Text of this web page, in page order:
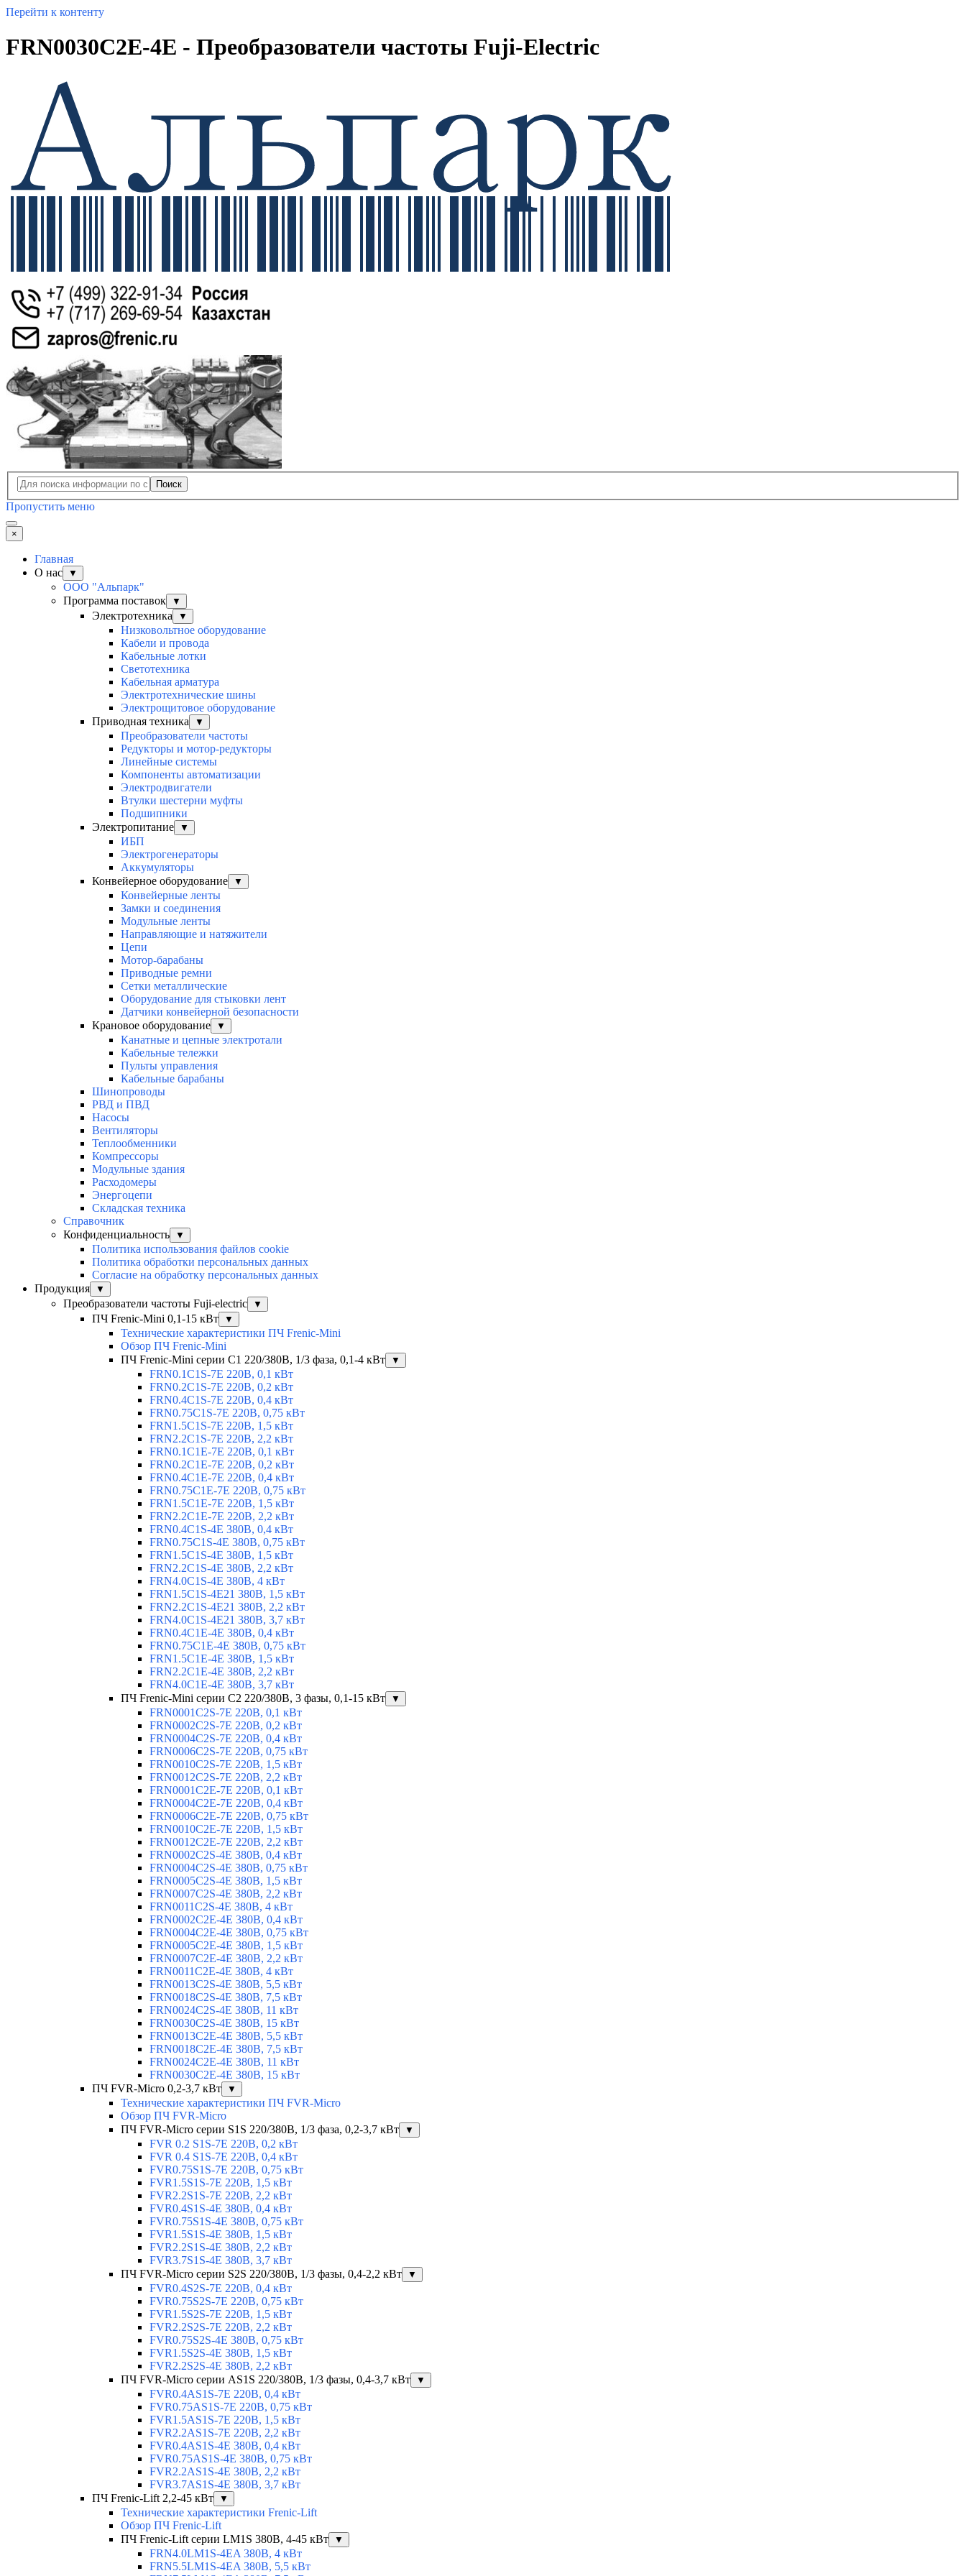
Перейти к контенту
FRN0030C2E-4E - Преобразователи частоты Fuji-Electric
Поиск
Пропустить меню
×
Главная
О нас
▼
ООО "Альпарк"
Программа поставок
▼
Электротехника ▼
Низковольтное оборудование
Кабели и провода
Кабельные лотки
Светотехника
Кабельная арматура
Электротехнические шины
Электрощитовое оборудование
Приводная техника
▼
Преобразователи частоты
Редукторы и мотор-редукторы
Линейные системы
Компоненты автоматизации
Электродвигатели
Втулки шестерни муфты
Подшипники
Электропитание
▼
ИБП
Электрогенераторы
Аккумуляторы
Конвейерное оборудование
▼
Конвейерные ленты
Замки и соединения
Модульные ленты
Направляющие и натяжители
Цепи
Мотор-барабаны
Приводные ремни
Сетки металлические
Оборудование для стыковки лент
Датчики конвейерной безопасности
Крановое оборудование
▼
Канатные и цепные электротали
Кабельные тележки
Пульты управления
Кабельные барабаны
Шинопроводы
РВД и ПВД
Насосы
Вентиляторы
Теплообменники
Компрессоры
Модульные здания
Расходомеры
Энергоцепи
Складская техника
Справочник
Конфиденциальность
▼
Политика использования файлов cookie
Политика обработки персональных данных
Согласие на обработку персональных данных
Продукция
▼
Преобразователи частоты Fuji-electric ▼
ПЧ Frenic-Mini 0,1-15 кВт ▼
Технические характеристики ПЧ Frenic-Mini
Обзор ПЧ Frenic-Mini
ПЧ Frenic-Mini серии C1 220/380В, 1/3 фаза, 0,1-4 кВт
▼
FRN0.1C1S-7E 220В, 0,1 кВт
FRN0.2C1S-7E 220В, 0,2 кВт
FRN0.4C1S-7E 220В, 0,4 кВт
FRN0.75C1S-7E 220В, 0,75 кВт
FRN1.5C1S-7E 220В, 1,5 кВт
FRN2.2C1S-7E 220В, 2,2 кВт
FRN0.1C1E-7E 220В, 0,1 кВт
FRN0.2C1E-7E 220В, 0,2 кВт
FRN0.4C1E-7E 220В, 0,4 кВт
FRN0.75C1E-7E 220В, 0,75 кВт
FRN1.5C1E-7E 220В, 1,5 кВт
FRN2.2C1E-7E 220В, 2,2 кВт
FRN0.4C1S-4E 380В, 0,4 кВт
FRN0.75C1S-4E 380В, 0,75 кВт
FRN1.5C1S-4E 380В, 1,5 кВт
FRN2.2C1S-4E 380В, 2,2 кВт
FRN4.0C1S-4E 380В, 4 кВт
FRN1.5C1S-4E21 380В, 1,5 кВт
FRN2.2C1S-4E21 380В, 2,2 кВт
FRN4.0C1S-4E21 380В, 3,7 кВт
FRN0.4C1E-4E 380В, 0,4 кВт
FRN0.75C1E-4E 380В, 0,75 кВт
FRN1.5C1E-4E 380В, 1,5 кВт
FRN2.2C1E-4E 380В, 2,2 кВт
FRN4.0C1E-4E 380В, 3,7 кВт
ПЧ Frenic-Mini серии С2 220/380В, 3 фазы, 0,1-15 кВт
▼
FRN0001C2S-7E 220В, 0,1 кВт
FRN0002C2S-7E 220В, 0,2 кВт
FRN0004C2S-7E 220В, 0,4 кВт
FRN0006C2S-7E 220В, 0,75 кВт
FRN0010C2S-7E 220В, 1,5 кВт
FRN0012C2S-7E 220В, 2,2 кВт
FRN0001C2E-7E 220В, 0,1 кВт
FRN0004C2E-7E 220В, 0,4 кВт
FRN0006C2E-7E 220В, 0,75 кВт
FRN0010C2E-7E 220В, 1,5 кВт
FRN0012C2E-7E 220В, 2,2 кВт
FRN0002C2S-4E 380В, 0,4 кВт
FRN0004C2S-4E 380В, 0,75 кВт
FRN0005C2S-4E 380В, 1,5 кВт
FRN0007C2S-4E 380В, 2,2 кВт
FRN0011C2S-4E 380В, 4 кВт
FRN0002C2E-4E 380В, 0,4 кВт
FRN0004C2E-4E 380В, 0,75 кВт
FRN0005C2E-4E 380В, 1,5 кВт
FRN0007C2E-4E 380В, 2,2 кВт
FRN0011C2E-4E 380В, 4 кВт
FRN0013C2S-4E 380В, 5,5 кВт
FRN0018C2S-4E 380В, 7,5 кВт
FRN0024C2S-4E 380В, 11 кВт
FRN0030C2S-4E 380В, 15 кВт
FRN0013C2E-4E 380В, 5,5 кВт
FRN0018C2E-4E 380В, 7,5 кВт
FRN0024C2E-4E 380В, 11 кВт
FRN0030C2E-4E 380В, 15 кВт
ПЧ FVR-Micro 0,2-3,7 кВт
▼
Технические характеристики ПЧ FVR-Micro
Обзор ПЧ FVR-Micro
ПЧ FVR-Micro серии S1S 220/380В, 1/3 фаза, 0,2-3,7 кВт
▼
FVR 0.2 S1S-7E 220В, 0,2 кВт
FVR 0.4 S1S-7E 220В, 0,4 кВт
FVR0.75S1S-7E 220В, 0,75 кВт
FVR1.5S1S-7E 220В, 1,5 кВт
FVR2.2S1S-7E 220В, 2,2 кВт
FVR0.4S1S-4E 380В, 0,4 кВт
FVR0.75S1S-4E 380В, 0,75 кВт
FVR1.5S1S-4E 380В, 1,5 кВт
FVR2.2S1S-4E 380В, 2,2 кВт
FVR3.7S1S-4E 380В, 3,7 кВт
ПЧ FVR-Micro серии S2S 220/380В, 1/3 фазы, 0,4-2,2 кВт
▼
FVR0.4S2S-7E 220В, 0,4 кВт
FVR0.75S2S-7E 220В, 0,75 кВт
FVR1.5S2S-7E 220В, 1,5 кВт
FVR2.2S2S-7E 220В, 2,2 кВт
FVR0.75S2S-4E 380В, 0,75 кВт
FVR1.5S2S-4E 380В, 1,5 кВт
FVR2.2S2S-4E 380В, 2,2 кВт
ПЧ FVR-Micro серии AS1S 220/380В, 1/3 фазы, 0,4-3,7 кВт
▼
FVR0.4AS1S-7E 220В, 0,4 кВт
FVR0.75AS1S-7E 220В, 0,75 кВт
FVR1.5AS1S-7E 220В, 1,5 кВт
FVR2.2AS1S-7E 220В, 2,2 кВт
FVR0.4AS1S-4E 380В, 0,4 кВт
FVR0.75AS1S-4E 380В, 0,75 кВт
FVR2.2AS1S-4E 380В, 2,2 кВт
FVR3.7AS1S-4E 380В, 3,7 кВт
ПЧ Frenic-Lift 2,2-45 кВт
▼
Технические характеристики Frenic-Lift
Обзор ПЧ Frenic-Lift
ПЧ Frenic-Lift серии LM1S 380В, 4-45 кВт
▼
FRN4.0LM1S-4EA 380В, 4 кВт
FRN5.5LM1S-4EA 380В, 5,5 кВт